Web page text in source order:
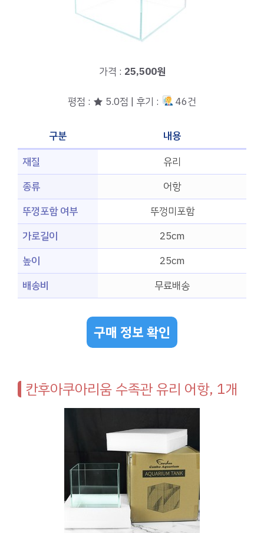
가격 : 25,500원
평점 : ★ 5.0점 | 후기 : 46건
구분
내용
재질
유리
종류
어항
뚜껑포함 여부
뚜껑미포함
가로길이
25cm
높이
25cm
배송비
무료배송
구매 정보 확인
칸후아쿠아리움 수족관 유리 어항, 1개